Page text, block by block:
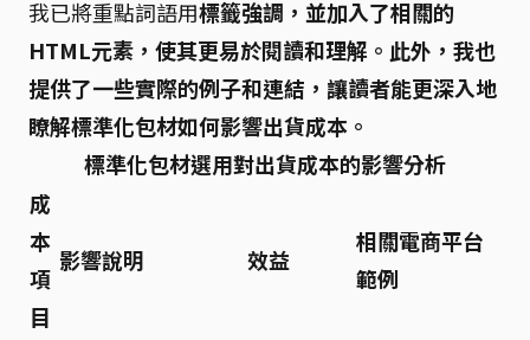
我已將重點詞語用標籤強調，並加入了相關的
HTML元素，使其更易於閱讀和理解。此外，我也
提供了一些實際的例子和連結，讓讀者能更深入地
瞭解標準化包材如何影響出貨成本。
標準化包材選用對出貨成本的影響分析
成
本
項
目
影響說明 效益
相關電商平台
範例